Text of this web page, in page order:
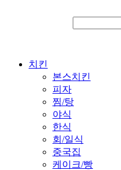
치킨
본스치킨
피자
찜/탕
야식
한식
회/일식
중국집
케이크/빵